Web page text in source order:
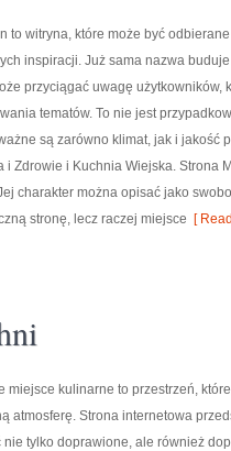
to witryna, które może być
inspiracji. Już sama nazwa
przyciągać uwagę użytkowników,
tematów. To nie jest
są zarówno klimat, jak i jakość
i Zdrowie i Kuchnia Wiejska. Strona
charakter można opisać jako
stronę, lecz raczej miejsce [
miejsce kulinarne to przestrzeń,
atmosferę. Strona internetowa
nie tylko doprawione, ale również